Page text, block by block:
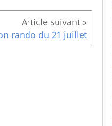
rando du 21 juillet